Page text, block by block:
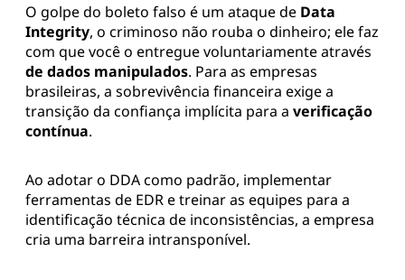
O golpe do boleto falso é um ataque de Data
Integrity, o criminoso não rouba o dinheiro; ele faz
com que você o entregue voluntariamente através
de dados manipulados. Para as empresas
brasileiras, a sobrevivência financeira exige a
transição da confiança implícita para a verificação
contínua.
Ao adotar o DDA como padrão, implementar
ferramentas de EDR e treinar as equipes para a
identificação técnica de inconsistências, a empresa
cria uma barreira intransponível.